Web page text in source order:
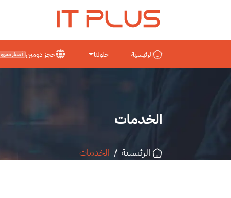
IT PLUS
الرئيسية حلولنا حجز دومين أسعار مميزة
الخدمات
الرئيسية / الخدمات